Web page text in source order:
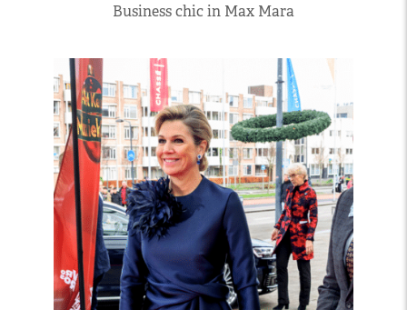
Business chic in Max Mara